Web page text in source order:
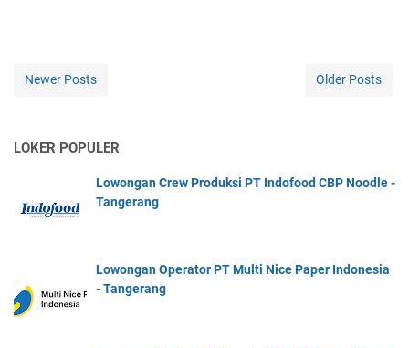
Newer Posts Older Posts
LOKER POPULER
Lowongan Crew Produksi PT Indofood CBP Noodle -
Tangerang
Lowongan Operator PT Multi Nice Paper Indonesia
- Tangerang